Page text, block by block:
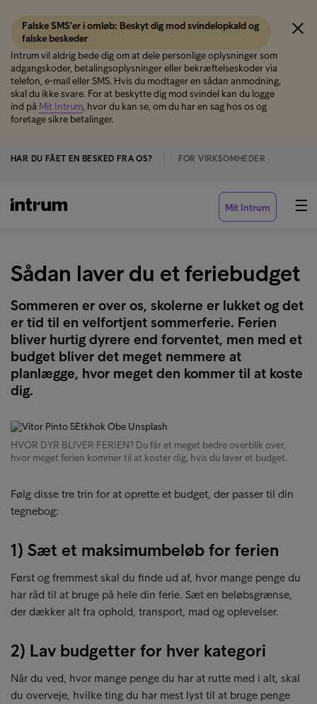
Falske SMS'er i omløb: Beskyt dig mod svindelopkald og
falske beskeder
Intrum vil aldrig bede dig om at dele personlige oplysninger som
adgangskoder, betalingsoplysninger eller bekræftelseskoder via
telefon, e-mail eller SMS. Hvis du modtager en sådan anmodning,
skal du ikke svare. For at beskytte dig mod svindel kan du logge
ind på Mit Intrum, hvor du kan se, om du har en sag hos os og
foretage sikre betalinger.
HAR DU FÅET EN BESKED FRA OS? FOR VIRKSOMHEDER
Mit Intrum
Sådan laver du et feriebudget
Sommeren er over os, skolerne er lukket og det
er tid til en velfortjent sommerferie. Ferien
bliver hurtig dyrere end forventet, men med et
budget bliver det meget nemmere at
planlægge, hvor meget den kommer til at koste
dig.
HVOR DYR BLIVER FERIEN? Du får et meget bedre overblik over,
hvor meget ferien kommer til at koster dig, hvis du laver et budget.
Følg disse tre trin for at oprette et budget, der passer til din
tegnebog:
1) Sæt et maksimumbeløb for ferien
Først og fremmest skal du finde ud af, hvor mange penge du
har råd til at bruge på hele din ferie. Sæt en beløbsgrænse,
der dækker alt fra ophold, transport, mad og oplevelser.
2) Lav budgetter for hver kategori
Når du ved, hvor mange penge du har at rutte med i alt, skal
du overveje, hvilke ting du har mest lyst til at bruge penge